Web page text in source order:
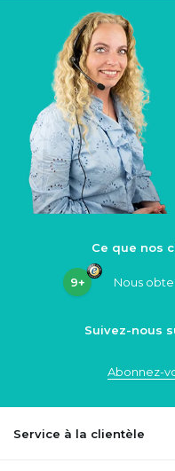
Ce que nos
9+ Nous
Suivez-nous
Abonnez-
Service à la clientèle